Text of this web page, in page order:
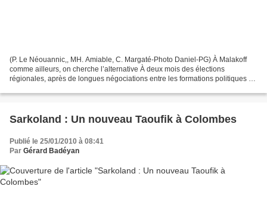
(P. Le Néouannic,, MH. Amiable, C. Margaté-Photo Daniel-PG) À Malakoff
comme ailleurs, on cherche l’alternative À deux mois des élections
régionales, après de longues négociations entre les formations politiques de
Sarkoland : Un nouveau Taoufik à Colombes
Publié le 25/01/2010 à 08:41
Par Gérard Badéyan